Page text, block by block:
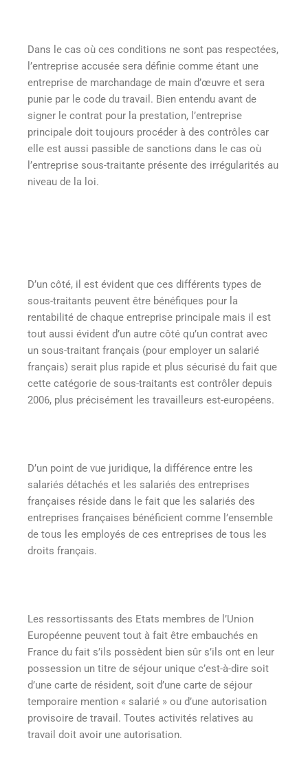
Dans le cas où ces conditions ne sont pas respectées,
l’entreprise accusée sera définie comme étant une
entreprise de marchandage de main d’œuvre et sera
punie par le code du travail. Bien entendu avant de
signer le contrat pour la prestation, l’entreprise
principale doit toujours procéder à des contrôles car
elle est aussi passible de sanctions dans le cas où
l’entreprise sous-traitante présente des irrégularités au
niveau de la loi.
D’un côté, il est évident que ces différents types de
sous-traitants peuvent être bénéfiques pour la
rentabilité de chaque entreprise principale mais il est
tout aussi évident d’un autre côté qu’un contrat avec
un sous-traitant français (pour employer un salarié
français) serait plus rapide et plus sécurisé du fait que
cette catégorie de sous-traitants est contrôler depuis
2006, plus précisément les travailleurs est-européens.
D’un point de vue juridique, la différence entre les
salariés détachés et les salariés des entreprises
françaises réside dans le fait que les salariés des
entreprises françaises bénéficient comme l’ensemble
de tous les employés de ces entreprises de tous les
droits français.
Les ressortissants des Etats membres de l’Union
Européenne peuvent tout à fait être embauchés en
France du fait s’ils possèdent bien sûr s’ils ont en leur
possession un titre de séjour unique c’est-à-dire soit
d’une carte de résident, soit d’une carte de séjour
temporaire mention « salarié » ou d’une autorisation
provisoire de travail. Toutes activités relatives au
travail doit avoir une autorisation.